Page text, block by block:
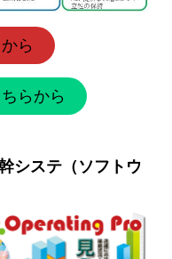
ら
らから
システ（ソフトウ